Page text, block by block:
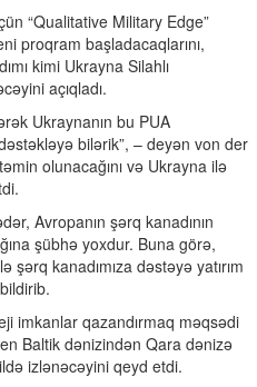
“Qualitative Military Edge”
proqram başladacaqlarını,
kimi Ukrayna Silahlı
açıqladı.
Ukraynanın bu PUA
bilərik”, – deyən von der
olunacağını və Ukrayna ilə
Avropanın şərq kanadının
şübhə yoxdur. Buna görə,
şərq kanadımıza dəstəyə yatırım
imkanlar qazandırmaq məqsədi
Baltik dənizindən Qara dənizə
izlənəcəyini qeyd etdi.